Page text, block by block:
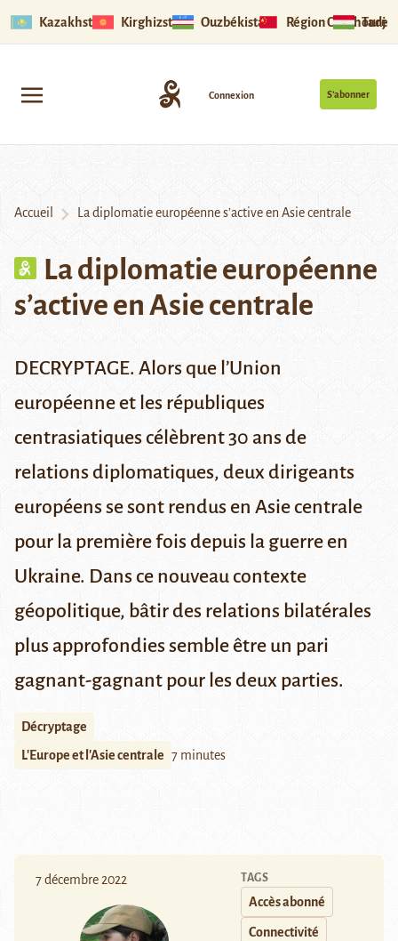
Kazakhstan Kirghizstan Ouzbékistan Région Ouïghoure
S’abonner
Connexion
Accueil La diplomatie européenne s’active en Asie centrale
La diplomatie européenne
s’active en Asie centrale
DECRYPTAGE. Alors que l’Union
européenne et les républiques
centrasiatiques célèbrent 30 ans de
relations diplomatiques, deux dirigeants
européens se sont rendus en Asie centrale
pour la première fois depuis la guerre en
Ukraine. Dans ce nouveau contexte
géopolitique, bâtir des relations bilatérales
plus approfondies semble être un pari
gagnant-gagnant pour les deux parties.
Décryptage
L'Europe et l'Asie centrale 7 minutes
7 décembre 2022 TAGS
Accès abonné
Connectivité